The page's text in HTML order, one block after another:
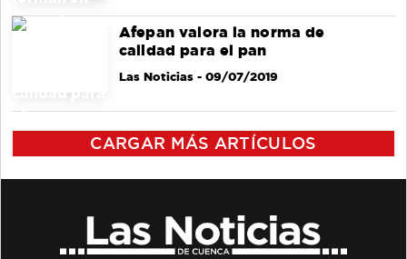
Afepan valora la norma de
calidad para el pan
Las Noticias- 09/07/2019
CARGAR MÁS ARTÍCULOS